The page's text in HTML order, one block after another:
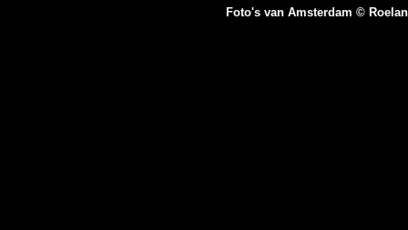
Foto's van Amsterdam ©